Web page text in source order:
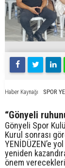
Haber Kaynağı SPOR
“Gönyeli
Gönyeli Spor
Kurul sonrası
YENİDÜZEN’e
yeniden
önem